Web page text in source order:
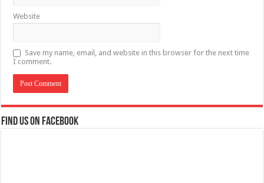
Website
Save my name, email, and website in this browser for the next time
I comment.
Find us on Facebook